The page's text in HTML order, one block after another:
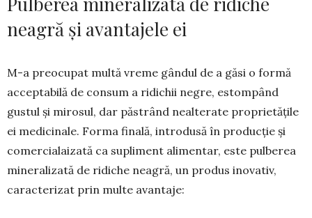
neagră și avantajele ei
M-a preocupat multă vreme gândul de a găsi o formă
acceptabilă de consum a ridichii negre, estompând
gustul și mirosul, dar păstrând nealte­rate proprietățile
ei medicinale. Forma finală, introdusă în producție și
comercialaizată ca supli­ment alimentar, este pul­berea
minera­lizată de ri­diche neagră, un produs inovativ,
caracte­rizat prin multe avantaje: